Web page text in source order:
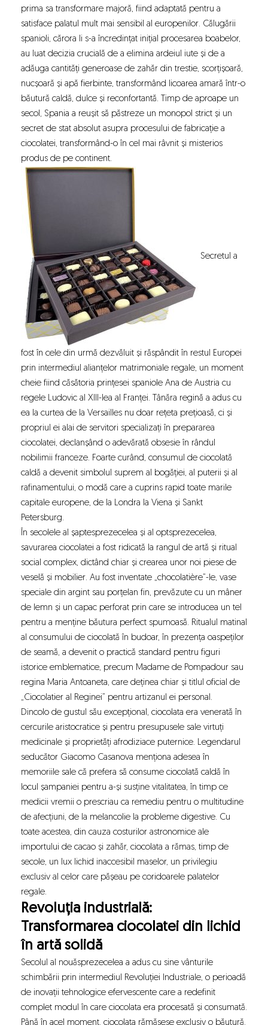
prima sa transformare majoră, fiind adaptată pentru a
satisface palatul mult mai sensibil al europenilor. Călugării
spanioli, cărora li s-a încredințat inițial procesarea boabelor,
au luat decizia crucială de a elimina ardeiul iute și de a
adăuga cantități generoase de zahăr din trestie, scorțișoară,
nucșoară și apă fierbinte, transformând licoarea amară într-o
băutură caldă, dulce și reconfortantă. Timp de aproape un
secol, Spania a reușit să păstreze un monopol strict și un
secret de stat absolut asupra procesului de fabricație a
ciocolatei, transformând-o în cel mai râvnit și misterios
produs de pe continent.
Secretul a
fost în cele din urmă dezvăluit și răspândit în restul Europei
prin intermediul alianțelor matrimoniale regale, un moment
cheie fiind căsătoria prințesei spaniole Ana de Austria cu
regele Ludovic al XIII-lea al Franței. Tânăra regină a adus cu
ea la curtea de la Versailles nu doar rețeta prețioasă, ci și
propriul ei alai de servitori specializați în prepararea
ciocolatei, declanșând o adevărată obsesie în rândul
nobilimii franceze. Foarte curând, consumul de ciocolată
caldă a devenit simbolul suprem al bogăției, al puterii și al
rafinamentului, o modă care a cuprins rapid toate marile
capitale europene, de la Londra la Viena și Sankt
Petersburg.
În secolele al șaptesprezecelea și al optsprezecelea,
savurarea ciocolatei a fost ridicată la rangul de artă și ritual
social complex, dictând chiar și crearea unor noi piese de
veselă și mobilier. Au fost inventate „chocolatière”-le, vase
speciale din argint sau porțelan fin, prevăzute cu un mâner
de lemn și un capac perforat prin care se introducea un tel
pentru a menține băutura perfect spumoasă. Ritualul matinal
al consumului de ciocolată în budoar, în prezența oaspeților
de seamă, a devenit o practică standard pentru figuri
istorice emblematice, precum Madame de Pompadour sau
regina Maria Antoaneta, care deținea chiar și titlul oficial de
„Ciocolatier al Reginei” pentru artizanul ei personal.
Dincolo de gustul său excepțional, ciocolata era venerată în
cercurile aristocratice și pentru presupusele sale virtuți
medicinale și proprietăți afrodiziace puternice. Legendarul
seducător Giacomo Casanova menționa adesea în
memoriile sale că prefera să consume ciocolată caldă în
locul șampaniei pentru a-și susține vitalitatea, în timp ce
medicii vremii o prescriau ca remediu pentru o multitudine
de afecțiuni, de la melancolie la probleme digestive. Cu
toate acestea, din cauza costurilor astronomice ale
importului de cacao și zahăr, ciocolata a rămas, timp de
secole, un lux lichid inaccesibil maselor, un privilegiu
exclusiv al celor care pășeau pe coridoarele palatelor
regale.
Revoluția industrială:
Transformarea ciocolatei din lichid
în artă solidă
Secolul al nouăsprezecelea a adus cu sine vânturile
schimbării prin intermediul Revoluției Industriale, o perioadă
de inovații tehnologice efervescente care a redefinit
complet modul în care ciocolata era procesată și consumată.
Până în acel moment, ciocolata rămăsese exclusiv o băutură,